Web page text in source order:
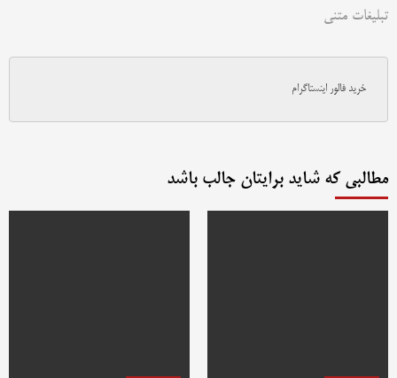
تبلیغات متنی
خرید فالور اینستاگرام
مطالبی که شاید برایتان جالب باشد